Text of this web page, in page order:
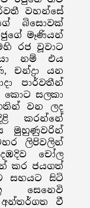
වහන්සේ
බිසොවක්
මෑණියන්
රජ වූවාට
නම් එය
චන්ද්‍රා යන
පාර්වතීන්
කොට සලකා
වන ලද
කරන්නේ
මුහුණුවරින්
ලිපිවලින්
චෝල
කර ජයගත්
සහයට සිටි
සෙනෙවි
වී